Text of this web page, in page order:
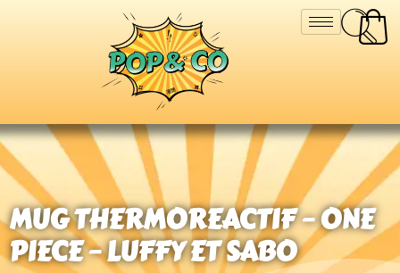
MUG THERMOREACTIF – ONE
PIECE – LUFFY ET SABO